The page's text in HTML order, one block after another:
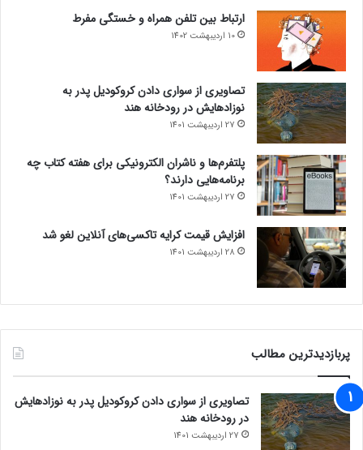
ارتباط بین تلفن همراه و خستگی مفرط
10 اردیبهشت 1402
تصاویری از سواری دادن کروکودیل پدر به
نوزادهایش در رودخانه هند
27 اردیبهشت 1401
پلتفرم‌ها و ناشران الکترونیکی برای هفته کتاب چه
برنامه‌هایی دارند؟
27 اردیبهشت 1401
افزایش قیمت کرایه تاکسی‌های آنلاین لغو شد
28 اردیبهشت 1401
پربازدیدترین مطالب
تصاویری از سواری دادن کروکودیل پدر به نوزادهایش
در رودخانه هند
27 اردیبهشت 1401